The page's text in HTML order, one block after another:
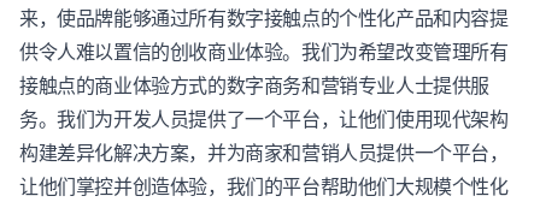
来，使品牌能够通过所有数字接触点的个性化产品和内容提
供令人难以置信的创收商业体验。我们为希望改变管理所有
接触点的商业体验方式的数字商务和营销专业人士提供服
务。我们为开发人员提供了一个平台，让他们使用现代架构
构建差异化解决方案，并为商家和营销人员提供一个平台，
让他们掌控并创造体验，我们的平台帮助他们大规模个性化